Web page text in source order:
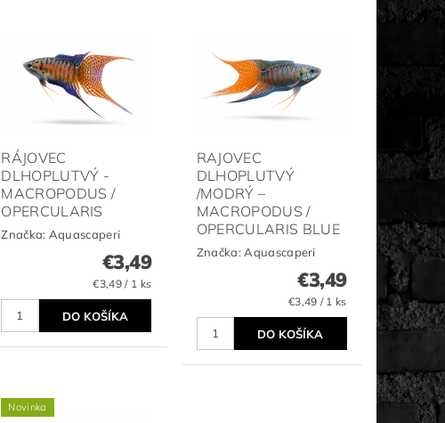
RÁJOVEC
DLHOPLUTVÝ -
MACROPODUS /
OPERCULARIS
Značka: Aquascaperi
€3,49
€3,49 / 1 ks
RAJOVEC
DLHOPLUTVÝ
/MODRÝ –
MACROPODUS /
OPERCULARIS BLUE
Značka: Aquascaperi
€3,49
€3,49 / 1 ks
Novinka